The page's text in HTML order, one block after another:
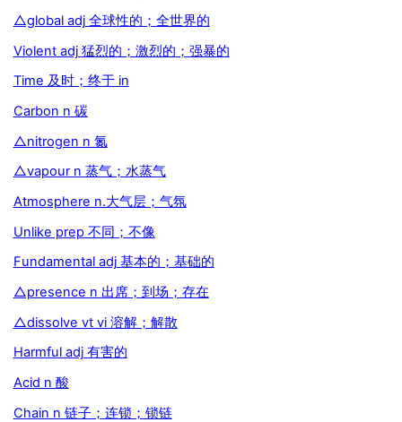
△global adj 全球性的；全世界的
Violent adj 猛烈的；激烈的；强暴的
Time 及时；终于 in
Carbon n 碳
△nitrogen n 氮
△vapour n 蒸气；水蒸气
Atmosphere n.大气层；气氛
Unlike prep 不同；不像
Fundamental adj 基本的；基础的
△presence n 出席；到场；存在
△dissolve vt vi 溶解；解散
Harmful adj 有害的
Acid n 酸
Chain n 链子；连锁；锁链